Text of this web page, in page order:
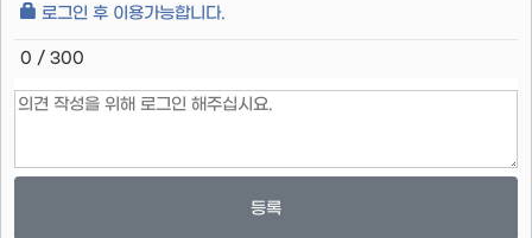
로그인 후 이용가능합니다.
0 / 300
등록